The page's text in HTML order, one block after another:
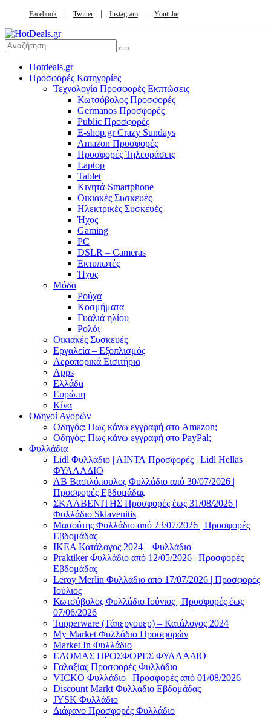
Facebook Twitter Instagram Youtube
Hotdeals.gr
Προσφορές Κατηγορίες
Τεχνολογία Προσφορές Εκπτώσεις
Κωτσόβολος Προσφορές
Germanos Προσφορές
Public Προσφορές
E-shop.gr Crazy Sundays
Amazon Προσφορές
Προσφορές Τηλεοράσεις
Laptop
Tablet
Κινητά-Smartphone
Οικιακές Συσκευές
Hλεκτρικές Συσκευές
Ήχος
Gaming
PC
DSLR – Cameras
Εκτυπωτές
Ήχος
Μόδα
Ρούχα
Κοσμήματα
Γυαλιά ηλίου
Ρολόι
Οικιακές Συσκευές
Εργαλεία – Εξοπλισμός
Αεροπορικά Εισιτήρια
Apps
Ελλάδα
Ευρώπη
Κίνα
Οδηγοί Αγορών
Οδηγός: Πως κάνω εγγραφή στο Amazon;
Οδηγός: Πως κάνω εγγραφή στο PayPal;
Φυλλάδια
Lidl Φυλλάδιο | ΛΙΝΤΛ Προσφορές | Lidl Hellas
ΦΥΛΛΑΔΙΟ
AB Βασιλόπουλος Φυλλάδιο από 30/07/2026 |
Προσφορές Εβδομάδας
ΣΚΛΑΒΕΝΙΤΗΣ Προσφορές έως 31/08/2026 |
Φυλλάδιο Sklavenitis
Μασούτης Φυλλάδιο από 23/07/2026 | Προσφορές
Εβδομάδας
ΙΚΕΑ Κατάλογος 2024 – Φυλλάδιο
Praktiker Φυλλάδιο από 12/05/2026 | Προσφορές
Εβδομάδας
Leroy Merlin Φυλλάδιο από 17/07/2026 | Προσφορές
Ιούλιος
Κωτσόβολος Φυλλάδιο Ιούνιος | Προσφορές έως
07/06/2026
Tupperware (Τάπεργουερ) – Κατάλογος 2024
My Market Φυλλάδιο Προσφορών
Market In Φυλλάδιο
ΕΛΟΜΑΣ ΠΡΟΣΦΟΡΕΣ ΦΥΛΛΑΔΙΟ
Γαλαξίας Προσφορές Φυλλάδιο
VICKO Φυλλάδιο | Προσφορές από 01/08/2026
Discount Markt Φυλλάδιο Εβδομάδας
JYSK Φυλλάδιο
Διάφανο Προσφορές Φυλλάδιο